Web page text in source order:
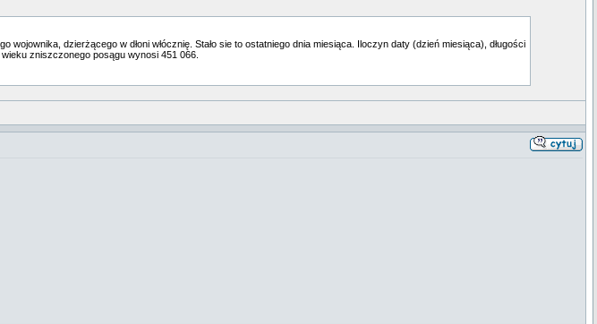
dzierżącego w dłoni włócznię. Stało sie to ostatniego dnia miesiąca. Iloczyn daty (dzień miesiąca), długości
zniszczonego posągu wynosi 451 066.